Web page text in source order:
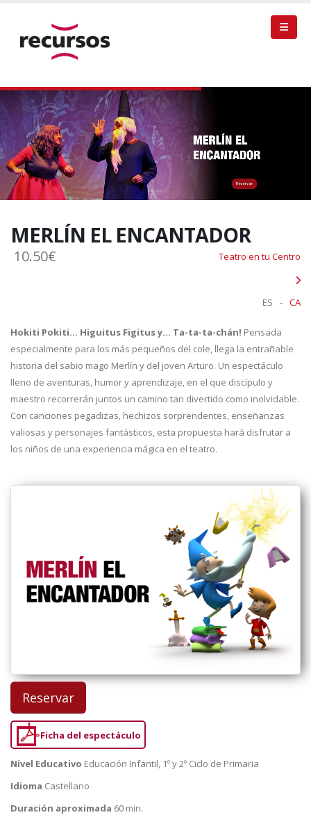
Reservar
MERLÍN EL ENCANTADOR
10.50€ Teatro en tu Centro
CA
-
ES
Hokiti Pokiti... Higuitus Figitus y… Ta-ta-ta-chán! Pensada
especialmente para los más pequeños del cole, llega la entrañable
historia del sabio mago Merlín y del joven Arturo. Un espectáculo
lleno de aventuras, humor y aprendizaje, en el que discípulo y
maestro recorrerán juntos un camino tan divertido como inolvidable.
Con canciones pegadizas, hechizos sorprendentes, enseñanzas
valiosas y personajes fantásticos, esta propuesta hará disfrutar a
los niños de una experiencia mágica en el teatro.
Reservar
Ficha del espectáculo
Nivel Educativo Educación Infantil, 1º y 2º Ciclo de Primaria
Idioma Castellano
Duración aproximada 60 min.